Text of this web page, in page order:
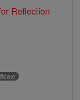
Reflection